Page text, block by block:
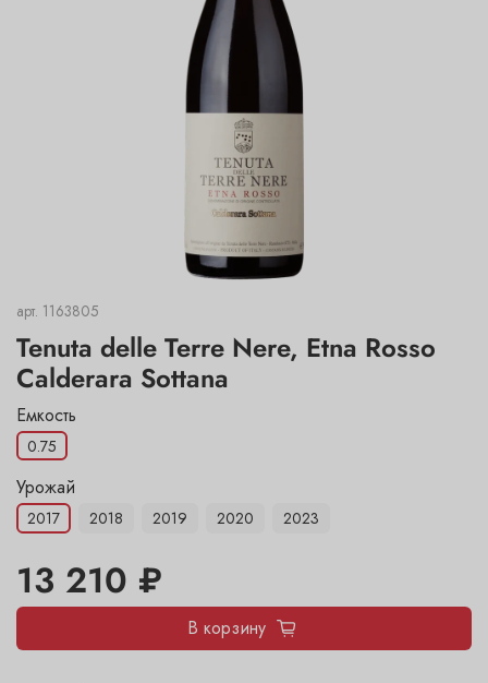
арт. 1163805
Tenuta delle Terre Nere, Etna Rosso
Calderara Sottana
Емкость
0.75
Урожай
2017 2018 2019 2020 2023
13 210 ₽
В корзину